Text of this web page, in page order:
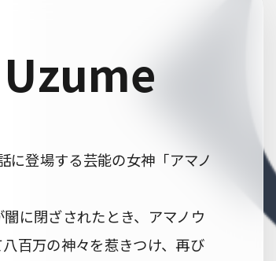
登場する芸能の女神「アマノ
に閉ざされたとき、アマノウ
百万の神々を惹きつけ、再び